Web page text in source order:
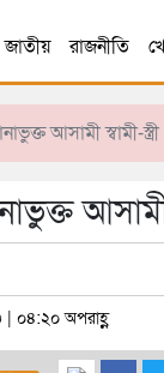
জাতীয় রাজনীতি
আসামী স্বামী-স্ত্রী
আসামী
০৪:২০ অপরাহ্ণ